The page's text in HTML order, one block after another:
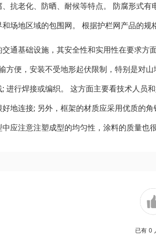
抗老化、防晒、耐候等特点。 防腐形式
场地区域的包围网。 根据护栏网产品的规
通基础设施，其安全性和实用性在要求
方便，安装不受地形起伏限制，特别是对
进行焊接或编织。 这方面主要看技术人员
地连接; 另外，框架的材质应采用优质的
应注意注塑成型的均匀性，涂料的质量也很
已有 0